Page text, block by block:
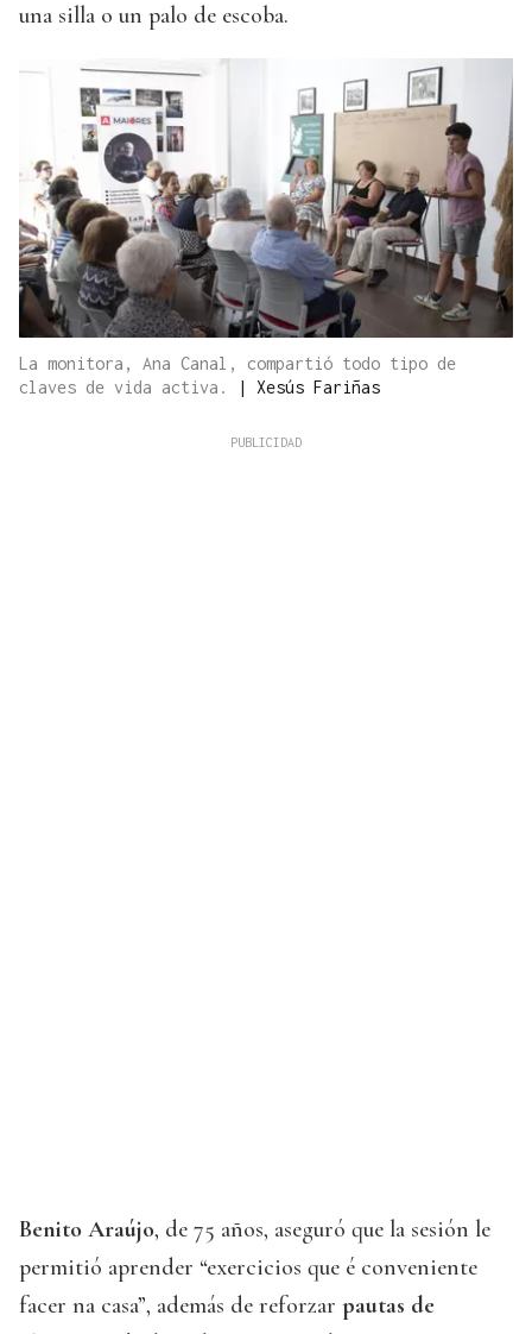
una silla o un palo de escoba.
La monitora, Ana Canal, compartió todo tipo de
claves de vida activa.
| Xesús Fariñas
Benito Araújo, de 75 años, aseguró que la sesión le
permitió aprender “exercicios que é conveniente
facer na casa”, además de reforzar pautas de